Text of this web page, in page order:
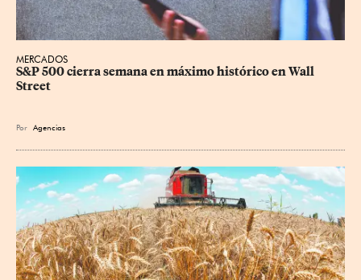
MERCADOS
S&P 500 cierra semana en máximo histórico en Wall
Street
Por Agencias